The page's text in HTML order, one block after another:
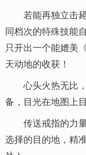
若能再独立击
同档次的特殊技能
只开出一个能媲美
天动地的收获！
心头火热无比
备，目光在地图上
传送戒指的力
选择的目的地，精